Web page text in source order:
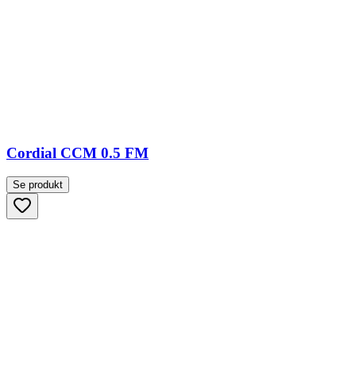
Cordial CCM 0.5 FM
Se produkt